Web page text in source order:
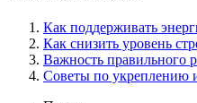
Как поддерживать
Как снизить уровень
Важность правильного
Советы по укреплению